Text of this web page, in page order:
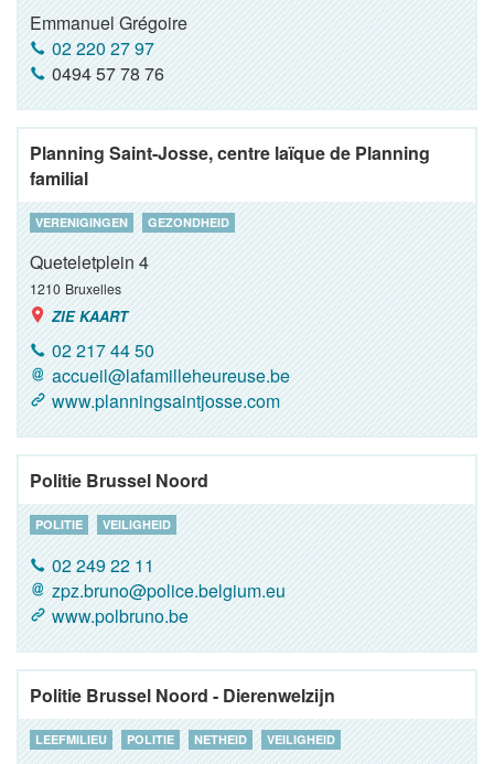
Emmanuel Grégoire
02 220 27 97
0494 57 78 76
Planning Saint-Josse, centre laïque de Planning
familial
VERENIGINGEN GEZONDHEID
Queteletplein 4
1210 Bruxelles
ZIE KAART
02 217 44 50
accueil@lafamilleheureuse.be
www.planningsaintjosse.com
Politie Brussel Noord
POLITIE VEILIGHEID
02 249 22 11
zpz.bruno@police.belgium.eu
www.polbruno.be
Politie Brussel Noord - Dierenwelzijn
LEEFMILIEU POLITIE NETHEID VEILIGHEID